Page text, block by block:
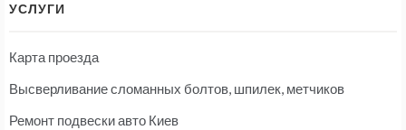
УСЛУГИ
Карта проезда
Высверливание сломанных болтов, шпилек, метчиков
Ремонт подвески авто Киев